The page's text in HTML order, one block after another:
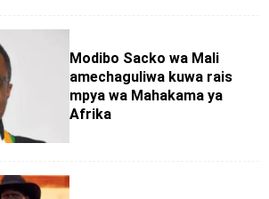
Modibo Sacko wa Mali
amechaguliwa kuwa rais
mpya wa Mahakama ya
Afrika